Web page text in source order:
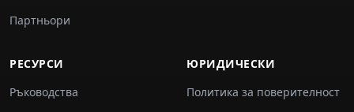
Партньори
РЕСУРСИ
Ръководства
ЮРИДИЧЕСКИ
Политика за поверителност